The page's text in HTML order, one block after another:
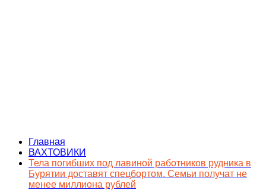
Главная
ВАХТОВИКИ
Тела погибших под лавиной работников рудника в
Бурятии доставят спецбортом. Семьи получат не
менее миллиона рублей